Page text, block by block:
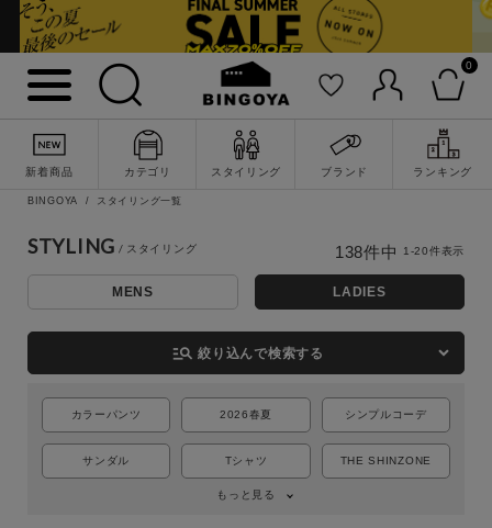
0
新着商品 カテゴリ スタイリング ブランド ランキング
詳細検索
BINGOYA スタイリング一覧
STYLING
MENS LADIES
manage_search 絞り込んで検索する
カラーパンツ 2026春夏 シンプルコーデ
サンダル Tシャツ THE SHINZONE
もっと見る
138件中 1-20件表示